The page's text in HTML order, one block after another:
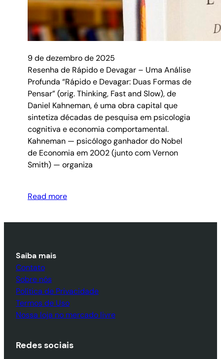
9 de dezembro de 2025
Resenha de Rápido e Devagar – Uma Análise
Profunda “Rápido e Devagar: Duas Formas de
Pensar” (orig. Thinking, Fast and Slow), de
Daniel Kahneman, é uma obra capital que
sintetiza décadas de pesquisa em psicologia
cognitiva e economia comportamental.
Kahneman — psicólogo ganhador do Nobel
de Economia em 2002 (junto com Vernon
Smith) — organiza
Read more
Saiba mais
Contato
Sobre nós
Política de Privacidade
Termos de Uso
Nossa loja no mercado livre
Redes sociais